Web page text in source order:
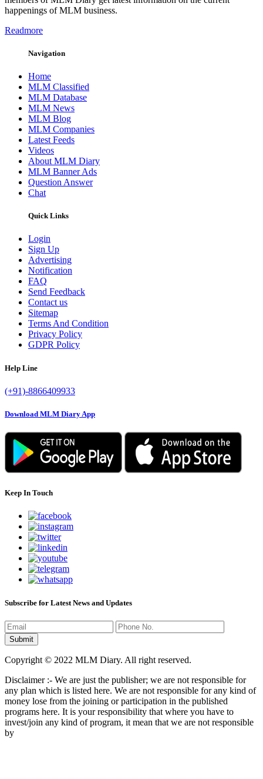
happenings of MLM business.
Readmore
Navigation
Home
MLM Classified
MLM Database
MLM News
MLM Blog
MLM Companies
Latest Feeds
Videos
About MLM Diary
MLM Banner Ads
Question Answer
Chat
Quick Links
Login
Sign Up
Advertising
Notification
FAQ
Send Feedback
Contact us
Sitemap
Terms And Condition
Privacy Policy
GDPR Policy
Help Line
(+91)-8866409933
Download MLM Diary App
Keep In Touch
Subscribe for Latest News and Updates
Copyright © 2022 MLM Diary. All right reserved.
Disclaimer :- We are just the publisher; we are not responsible for
any plan which is listed here. We are not responsible for any kind of
money lose from the joining or participation in the published
programs here. It is your responsibility that where you have to
invest/join any kind of program, it mean that we are not responsible
by